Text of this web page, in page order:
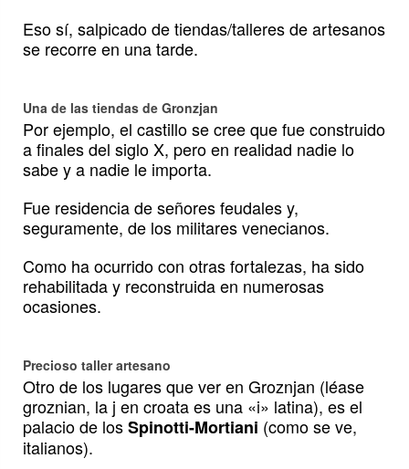
Eso sí, salpicado de tiendas/talleres de artesanos
se recorre en una tarde.
Una de las tiendas de Gronzjan
Por ejemplo, el castillo se cree que fue construido
a finales del siglo X, pero en realidad nadie lo
sabe y a nadie le importa.
Fue residencia de señores feudales y,
seguramente, de los militares venecianos.
Como ha ocurrido con otras fortalezas, ha sido
rehabilitada y reconstruida en numerosas
ocasiones.
Precioso taller artesano
Otro de los lugares que ver en Groznjan (léase
groznian, la j en croata es una «i» latina), es el
palacio de losSpinotti-Mortiani (como se ve,
italianos).